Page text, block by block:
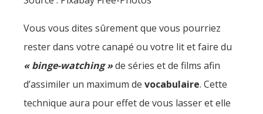
Vous vous dites sûrement que vous pourriez
rester dans votre canapé ou votre lit et faire du
« binge-watching »de séries et de films afin
d’assimiler un maximum de vocabulaire. Cette
technique aura pour effet de vous lasser et elle